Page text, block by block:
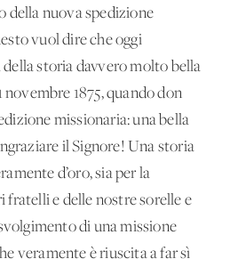
della nuova spedizione
vuol dire che oggi
della storia davvero molto bella
novembre 1875, quando don
missionaria: una bella
il Signore! Una storia
d’oro, sia per la
e delle nostre sorelle e
di una missione
veramente è riuscita a far sì